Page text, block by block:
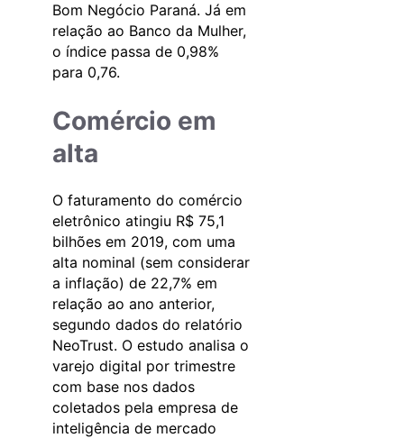
Bom Negócio Paraná. Já em
relação ao Banco da Mulher,
o índice passa de 0,98%
para 0,76.
Comércio em
alta
O faturamento do comércio
eletrônico atingiu R$ 75,1
bilhões em 2019, com uma
alta nominal (sem considerar
a inflação) de 22,7% em
relação ao ano anterior,
segundo dados do relatório
NeoTrust. O estudo analisa o
varejo digital por trimestre
com base nos dados
coletados pela empresa de
inteligência de mercado